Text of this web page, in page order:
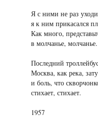
Я с ними не раз
я к ним прикасался
Как много,
в молчанье, молчанье.
Последний
Москва, как река,
и боль, что
стихает, стихает.
1957